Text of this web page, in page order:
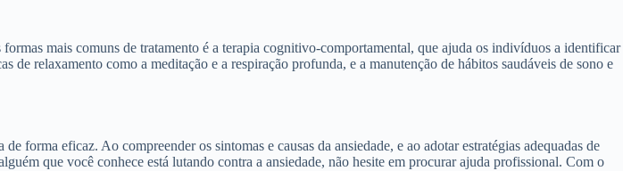
mais comuns de tratamento é a terapia cognitivo-comportamental, que ajuda os indivíduos a identificar
relaxamento como a meditação e a respiração profunda, e a manutenção de hábitos saudáveis de sono e
forma eficaz. Ao compreender os sintomas e causas da ansiedade, e ao adotar estratégias adequadas de
que você conhece está lutando contra a ansiedade, não hesite em procurar ajuda profissional. Com o